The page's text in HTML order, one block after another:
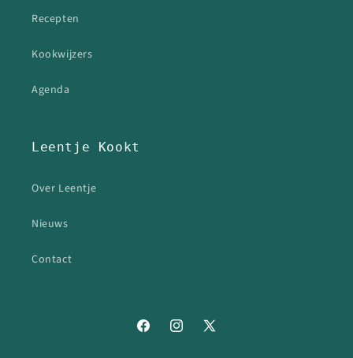
Recepten
Kookwijzers
Agenda
Leentje Kookt
Over Leentje
Nieuws
Contact
FacebookInstagram
X